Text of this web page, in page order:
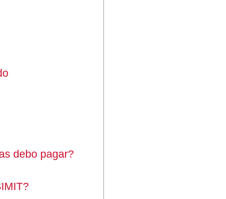
debo pagar?